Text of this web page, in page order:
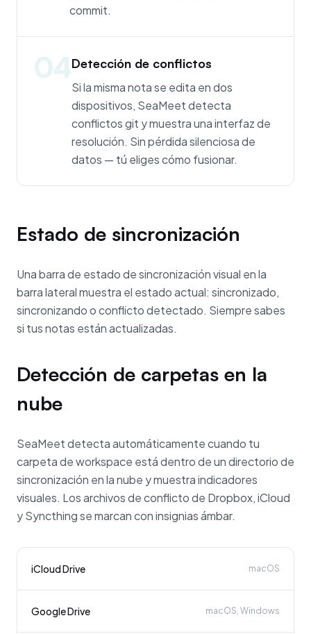
commit.
04Detección de conflictos
Si la misma nota se edita en dos
dispositivos, SeaMeet detecta
conflictos git y muestra una interfaz de
resolución. Sin pérdida silenciosa de
datos — tú eliges cómo fusionar.
Estado de sincronización
Una barra de estado de sincronización visual en la
barra lateral muestra el estado actual: sincronizado,
sincronizando o conflicto detectado. Siempre sabes
si tus notas están actualizadas.
Detección de carpetas en la
nube
SeaMeet detecta automáticamente cuando tu
carpeta de workspace está dentro de un directorio de
sincronización en la nube y muestra indicadores
visuales. Los archivos de conflicto de Dropbox, iCloud
y Syncthing se marcan con insignias ámbar.
iCloud Drive macOS
Google Drive macOS, Windows